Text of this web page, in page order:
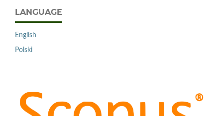
LANGUAGE
English
Polski